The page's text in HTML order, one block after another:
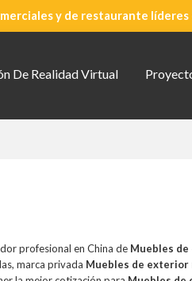
y de restaurante líderes
De Realidad Virtual
profesional en China de Muebles
marca privada Muebles de exterior